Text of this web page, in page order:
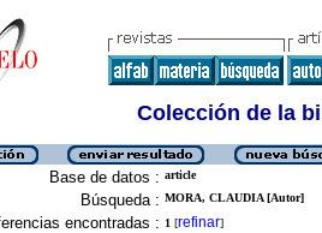
Colección de la
Base de datos : article
Búsqueda : MORA, CLAUDIA [Autor]
encontradas : 1 [refinar]